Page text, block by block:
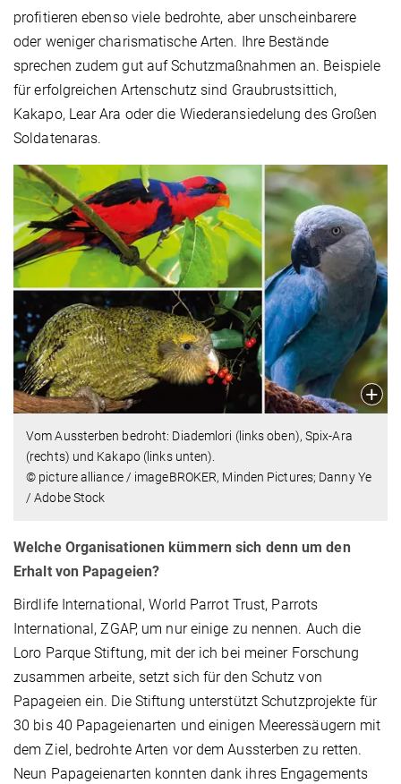
profitieren ebenso viele bedrohte, aber unscheinbarere
oder weniger charismatische Arten. Ihre Bestände
sprechen zudem gut auf Schutzmaßnahmen an. Beispiele
für erfolgreichen Artenschutz sind Graubrustsittich,
Kakapo, Lear Ara oder die Wiederansiedelung des Großen
Soldatenaras.
Vom Aussterben bedroht: Diademlori (links oben), Spix-Ara
(rechts) und Kakapo (links unten).
© picture alliance / imageBROKER, Minden Pictures; Danny Ye
/ Adobe Stock
Welche Organisationen kümmern sich denn um den
Erhalt von Papageien?
Birdlife International, World Parrot Trust, Parrots
International, ZGAP, um nur einige zu nennen. Auch die
Loro Parque Stiftung, mit der ich bei meiner Forschung
zusammen arbeite, setzt sich für den Schutz von
Papageien ein. Die Stiftung unterstützt Schutzprojekte für
30 bis 40 Papageienarten und einigen Meeressäugern mit
dem Ziel, bedrohte Arten vor dem Aussterben zu retten.
Neun Papageienarten konnten dank ihres Engagements